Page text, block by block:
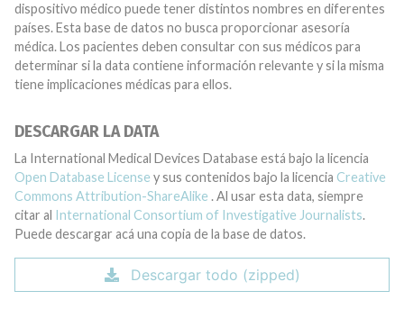
dispositivo médico puede tener distintos nombres en diferentes
países. Esta base de datos no busca proporcionar asesoría
médica. Los pacientes deben consultar con sus médicos para
determinar si la data contiene información relevante y si la misma
tiene implicaciones médicas para ellos.
DESCARGAR LA DATA
La International Medical Devices Database está bajo la licencia
Open Database License y sus contenidos bajo la licencia Creative
Commons Attribution-ShareAlike . Al usar esta data, siempre
citar al International Consortium of Investigative Journalists.
Puede descargar acá una copia de la base de datos.
Descargar todo (zipped)